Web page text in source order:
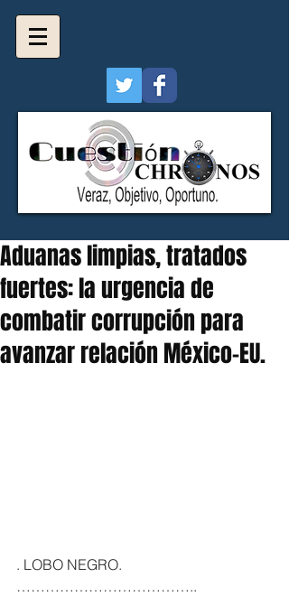
Aduanas limpias, tratados
fuertes: la urgencia de
combatir corrupción para
avanzar relación México-EU.
. LOBO NEGRO.
………………………………..